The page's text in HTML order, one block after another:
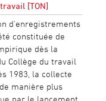
[TON]
d'enregistrements
constituée de
dès la
Collège du travail
1983, la collecte
manière plus
par le lancement